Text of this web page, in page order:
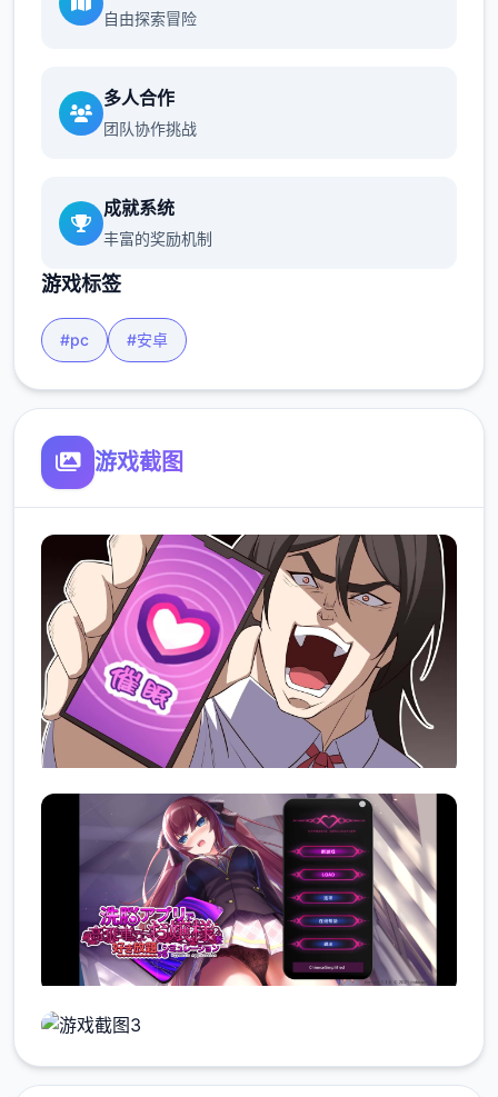
自由探索冒险
多人合作
团队协作挑战
成就系统
丰富的奖励机制
游戏标签
#pc #安卓
游戏截图